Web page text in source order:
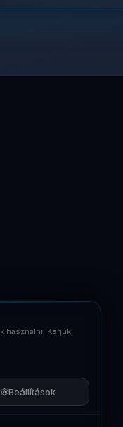
használni. Kérjük,
Beállítások